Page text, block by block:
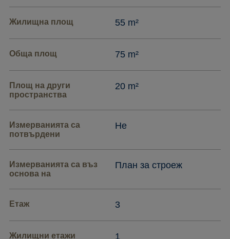
Жилищна площ 55 m²
Обща площ 75 m²
Площ на други
пространства
20 m²
Измерванията са
потвърдени
Не
Измерванията са въз
основа на
План за строеж
Етаж 3
Жилищни етажи 1